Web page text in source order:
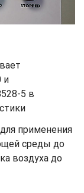
и
5 в
применения
среды до
воздуха до